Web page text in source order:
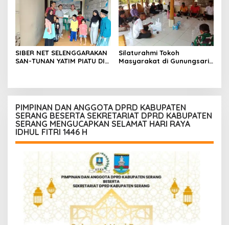
SIBER NET SELENGGARAKAN
SAN-TUNAN YATIM PIATU DI
Silaturahmi Tokoh
Masyarakat di Gunungsari,
PIMPINAN DAN ANGGOTA DPRD KABUPATEN
SERANG BESERTA SEKRETARIAT DPRD KABUPATEN
SERANG MENGUCAPKAN SELAMAT HARI RAYA
IDHUL FITRI 1446 H